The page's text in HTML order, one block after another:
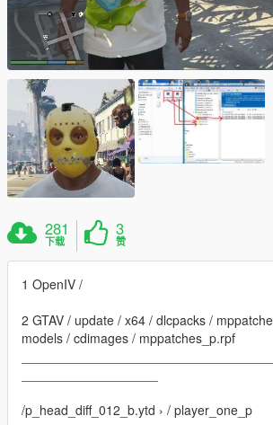
281
下载
3
赞
1 OpenIV /
2 GTAV / update / x64 / dlcpacks /
models / cdimages / mppatches_p.rpf
/p_head_diff_012_b.ytd › / player_one_p